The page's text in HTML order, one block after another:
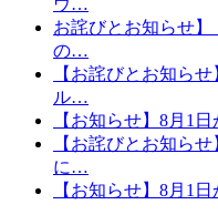
ウ…
お詫びとお知らせ
の…
【お詫びとお知ら
ル…
【お知らせ】8月1
【お詫びとお知ら
に…
【お知らせ】8月1